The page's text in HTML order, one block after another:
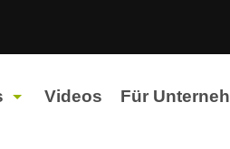
Videos Für